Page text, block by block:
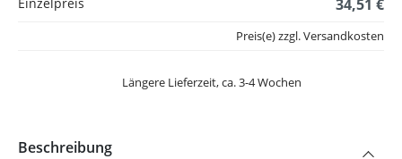
34,51 €
Längere Lieferzeit, ca. 3-4 Wochen
Preis(e) zzgl. Versandkosten
Beschreibung